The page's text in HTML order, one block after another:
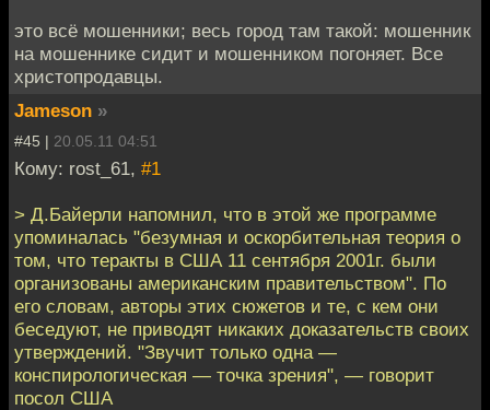
это всё мошенники; весь город там такой: мошенник
на мошеннике сидит и мошенником погоняет. Все
христопродавцы.
Jameson »
#45 | 20.05.11 04:51
Кому: rost_61, #1
> Д.Байерли напомнил, что в этой же программе
упоминалась "безумная и оскорбительная теория о
том, что теракты в США 11 сентября 2001г. были
организованы американским правительством". По
его словам, авторы этих сюжетов и те, с кем они
беседуют, не приводят никаких доказательств своих
утверждений. "Звучит только одна —
конспирологическая — точка зрения", — говорит
посол США